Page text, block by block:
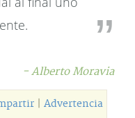
- Alberto Moravia
| Advertencia